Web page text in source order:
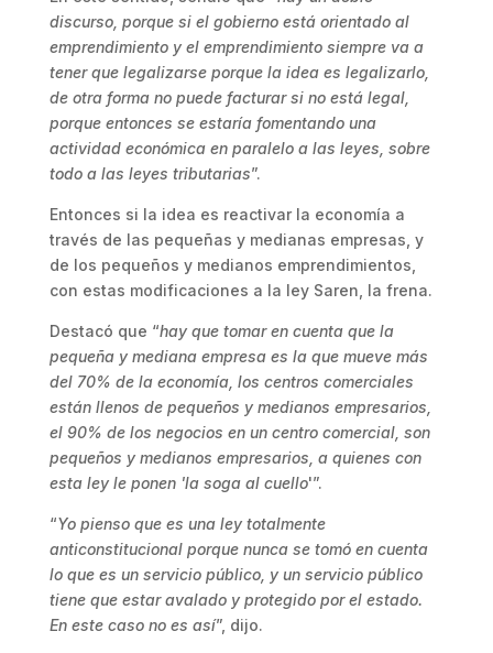
discurso, porque si el gobierno está orientado al
emprendimiento y el emprendimiento siempre va a
tener que legalizarse porque la idea es legalizarlo,
de otra forma no puede facturar si no está legal,
porque entonces se estaría fomentando una
actividad económica en paralelo a las leyes, sobre
todo a las leyes tributarias”.
Entonces si la idea es reactivar la economía a
través de las pequeñas y medianas empresas, y
de los pequeños y medianos emprendimientos,
con estas modificaciones a la ley Saren, la frena.
Destacó que “hay que tomar en cuenta que la
pequeña y mediana empresa es la que mueve más
del 70% de la economía, los centros comerciales
están llenos de pequeños y medianos empresarios,
el 90% de los negocios en un centro comercial, son
pequeños y medianos empresarios, a quienes con
esta ley le ponen 'la soga al cuello'”.
“Yo pienso que es una ley totalmente
anticonstitucional porque nunca se tomó en cuenta
lo que es un servicio público, y un servicio público
tiene que estar avalado y protegido por el estado.
En este caso no es así”, dijo.